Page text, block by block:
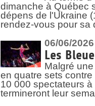
dimanche à Québec
dépens de l'Ukraine
rendez-vous pour sa
06/06/2026
Les
Malgré
en quatre sets
10 000 spectateurs
termineront leur